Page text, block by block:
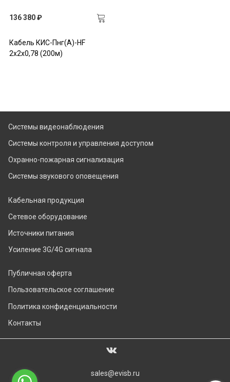
136 380 ₽
Кабель КИС-Пнг(А)-HF
2х2х0,78 (200м)
Системы видеонаблюдения
Системы контроля и управления доступом
Охранно-пожарная сигнализация
Системы звукового оповещения
Кабельная продукция
Сетевое оборудование
Источники питания
Усиление 3G/4G сигнала
Публичная оферта
Пользовательское соглашение
Политика конфиденциальности
Контакты
sales@evisb.ru